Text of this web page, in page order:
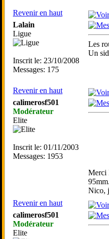
Revenir en haut
Lalain
Ligue
Inscrit le: 23/10/2008
Messages: 175
Les
Un
Revenir en haut
calimerosf501
Modérateur
Elite
Inscrit le: 01/11/2003
Messages: 1953
Merci
Nico,
Revenir en haut
calimerosf501
Modérateur
Elite